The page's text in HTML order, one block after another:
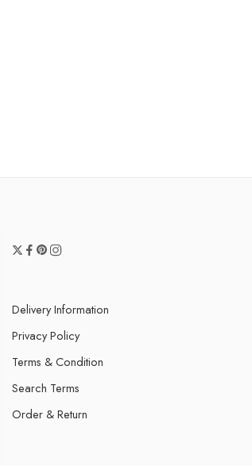
Delivery Information
Privacy Policy
Terms & Condition
Search Terms
Order & Return